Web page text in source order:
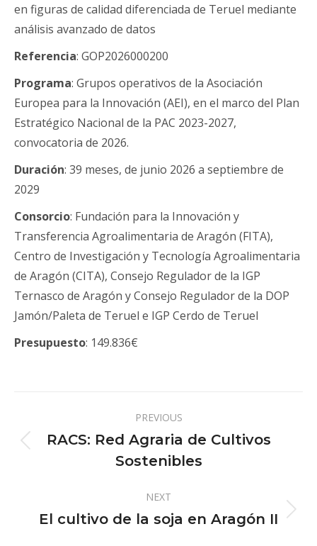
en figuras de calidad diferenciada de Teruel mediante
análisis avanzado de datos
Referencia: GOP2026000200
Programa: Grupos operativos de la Asociación
Europea para la Innovación (AEI), en el marco del Plan
Estratégico Nacional de la PAC 2023-2027,
convocatoria de 2026.
Duración: 39 meses, de junio 2026 a septiembre de
2029
Consorcio: Fundación para la Innovación y
Transferencia Agroalimentaria de Aragón (FITA),
Centro de Investigación y Tecnología Agroalimentaria
de Aragón (CITA), Consejo Regulador de la IGP
Ternasco de Aragón y Consejo Regulador de la DOP
Jamón/Paleta de Teruel e IGP Cerdo de Teruel
Presupuesto: 149.836€
entre
proyectos
PREVIOUS
Proyecto
anterior
RACS: Red Agraria de Cultivos
Sostenibles
NEXT
Proyecto
El cultivo de la soja en Aragón II